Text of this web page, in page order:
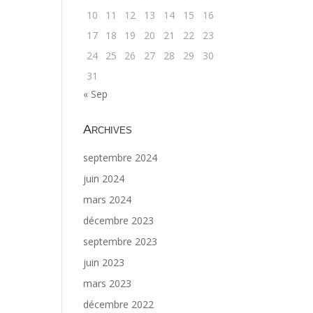
10
11 12 13 14 15
16
17
18 19 20 21 22
23
24
25 26 27 28 29
30
31
« Sep
Archives
septembre 2024
juin 2024
mars 2024
décembre 2023
septembre 2023
juin 2023
mars 2023
décembre 2022